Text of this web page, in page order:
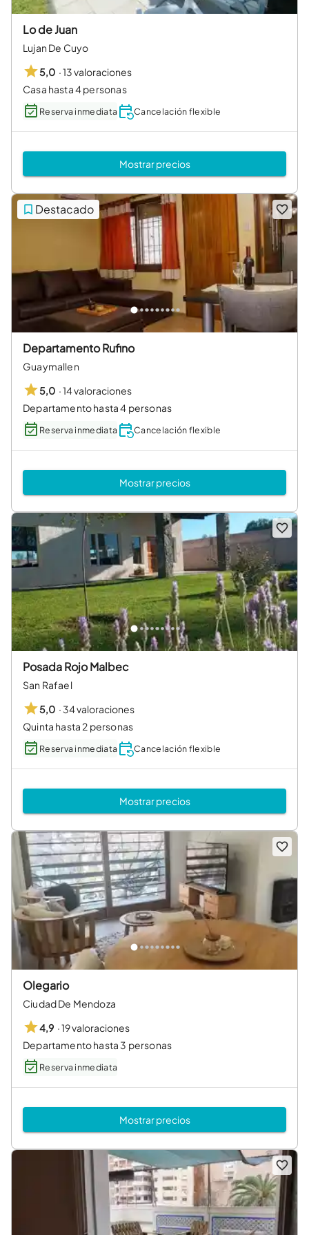
Lo de Juan
Lujan De Cuyo
5,0 ·13 valoraciones
Casa hasta 4 personas
Reserva inmediata Cancelación flexible
Mostrar precios
Destacado
Departamento Rufino
Guaymallen
5,0 ·14 valoraciones
Departamento hasta 4 personas
Reserva inmediata Cancelación flexible
Mostrar precios
Posada Rojo Malbec
San Rafael
5,0 · 34 valoraciones
Quinta hasta 2 personas
Reserva inmediata Cancelación flexible
Mostrar precios
Olegario
Ciudad De Mendoza
4,9 ·19 valoraciones
Departamento hasta 3 personas
Reserva inmediata
Mostrar precios